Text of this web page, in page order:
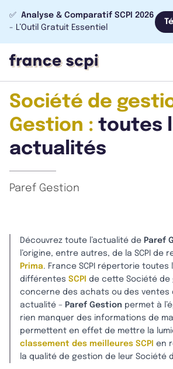
✅ Analyse & Comparatif SCPI 2026
- L’Outil Gratuit Essentiel
Société de
Gestion : toutes
actualités
Paref Gestion
Découvrez toute l’actualité de Paref
l’origine, entre autres, de la SCPI de
Prima. France SCPI répertorie
différentes SCPI de cette Société de
concerne des achats ou des ventes
actualité – Paref Gestion permet à
rien manquer des informations de
permettent en effet de mettre la
classement des meilleures SCPI en
la qualité de gestion de leur Société